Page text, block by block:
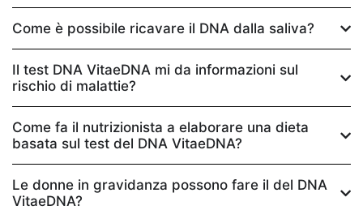
Come è possibile ricavare il DNA dalla saliva?
Il test DNA VitaeDNA mi da informazioni sul
rischio di malattie?
Come fa il nutrizionista a elaborare una dieta
basata sul test del DNA VitaeDNA?
Le donne in gravidanza possono fare il del DNA
VitaeDNA?